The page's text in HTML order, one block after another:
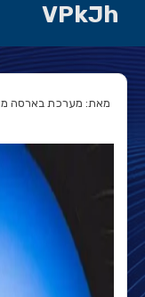
VPkJh
מאת: מערכת בארסה מאניה | 19/03/2018 |